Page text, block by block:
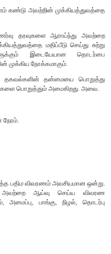
ஆற்றலானது மின்னனு
பதிம முறைப்படுத்துதல்
(Image Restoration), பதிம
(Information Extraction).
போது ஏற்படும்
காட்சி போல் செய்வதே
உள்ள
இப்பணியைச் செய்வது
பார்ப்பவரின் மீதான
பொதுவான பதிம